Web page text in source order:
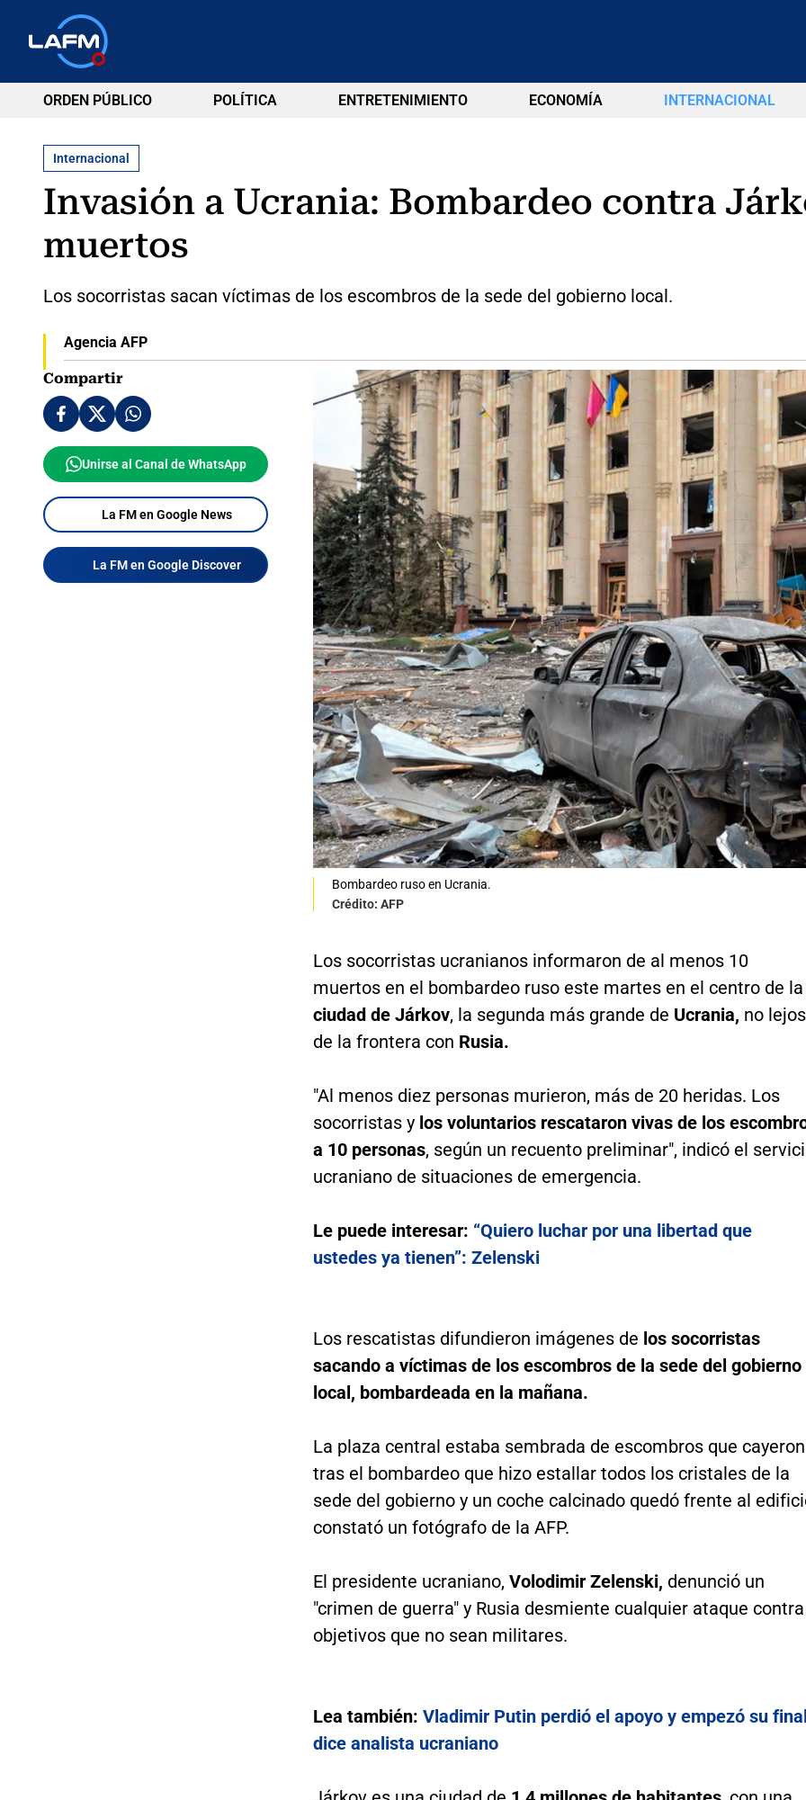
ORDEN PÚBLICO POLÍTICA ENTRETENIMIENTO ECONOMÍA INTERNACIONAL
Internacional
Invasión a Ucrania: Bombardeo contra
muertos
Los socorristas sacan víctimas de los escombros de la sede del gobierno local.
Agencia AFP
Compartir
Unirse al Canal de WhatsApp
La FM en Google News
La FM en Google Discover
Bombardeo ruso en Ucrania.
Crédito: AFP
Los socorristas ucranianos informaron de al menos 10
muertos en el bombardeo ruso este martes en el centro de la
ciudad de Járkov, la segunda más grande de Ucrania, no lejos
de la frontera con Rusia.
"Al menos diez personas murieron, más de 20 heridas. Los
socorristas ylos voluntarios rescataron vivas de los
a 10 personas, según un recuento preliminar", indicó el
ucraniano de situaciones de emergencia.
Le puede interesar: “Quiero luchar por una libertad que
ustedes ya tienen”: Zelenski
Los rescatistas difundieron imágenes de los socorristas
sacando a víctimas de los escombros de la sede del gobierno
local, bombardeada en la mañana.
La plaza central estaba sembrada de escombros que cayeron
tras el bombardeo que hizo estallar todos los cristales de la
sede del gobierno y un coche calcinado quedó frente al
constató un fotógrafo de la AFP.
El presidente ucraniano, Volodimir Zelenski, denunció un
"crimen de guerra" y Rusia desmiente cualquier ataque contra
objetivos que no sean militares.
Lea también: Vladimir Putin perdió el apoyo y empezó su
dice analista ucraniano